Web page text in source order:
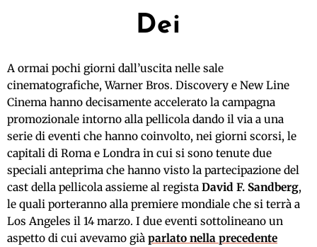
Dei
A ormai pochi giorni dall’uscita nelle sale
cinematografiche, Warner Bros. Discovery e New Line
Cinema hanno decisamente accelerato la campagna
promozionale intorno alla pellicola dando il via a una
serie di eventi che hanno coinvolto, nei giorni scorsi, le
capitali di Roma e Londra in cui si sono tenute due
speciali anteprima che hanno visto la partecipazione del
cast della pellicola assieme al regista David F. Sandberg,
le quali porteranno alla premiere mondiale che si terrà a
Los Angeles il 14 marzo. I due eventi sottolineano un
aspetto di cui avevamo già parlato nella precedente